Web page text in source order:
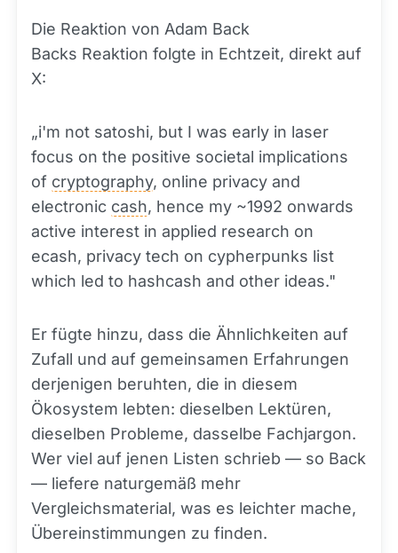
Die Reaktion von Adam Back
Backs Reaktion folgte in Echtzeit, direkt auf
X:
„i'm not satoshi, but I was early in laser
focus on the positive societal implications
of cryptography, online privacy and
electronic cash, hence my ~1992 onwards
active interest in applied research on
ecash, privacy tech on cypherpunks list
which led to hashcash and other ideas."
Er fügte hinzu, dass die Ähnlichkeiten auf
Zufall und auf gemeinsamen Erfahrungen
derjenigen beruhten, die in diesem
Ökosystem lebten: dieselben Lektüren,
dieselben Probleme, dasselbe Fachjargon.
Wer viel auf jenen Listen schrieb — so Back
— liefere naturgemäß mehr
Vergleichsmaterial, was es leichter mache,
Übereinstimmungen zu finden.